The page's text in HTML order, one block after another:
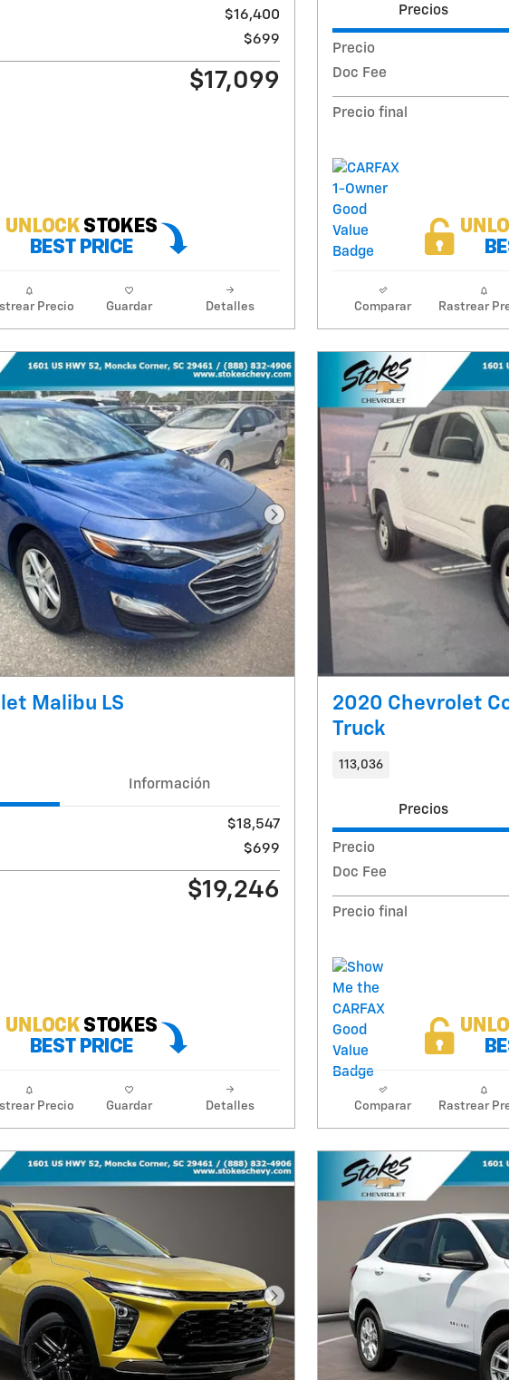
$16,400
$699
$17,099
Precio Guardar Detalles
Precios
Precio
Doc Fee
Precio final
Comparar Rastrear
Foto siguiente
Malibu LS
Información
$18,547
$699
$19,246
Precio Guardar Detalles
2020 Chevrolet
Truck
113,036
Precios
Precio
Doc Fee
Precio final
Comparar Rastrear
Foto siguiente